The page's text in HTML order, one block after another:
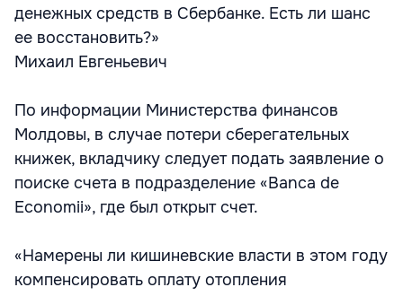
денежных средств в Сбербанке. Есть ли шанс
ее восстановить?»
Михаил Евгеньевич
По информации Министерства финансов
Молдовы, в случае потери сберегательных
книжек, вкладчику следует подать заявление о
поиске счета в подразделение «Banca de
Economii», где был открыт счет.
«Намерены ли кишиневские власти в этом году
компенсировать оплату отопления